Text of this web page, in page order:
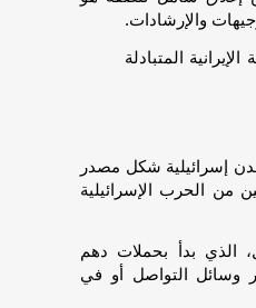
والإرشادات.
المتبادلة
إسرائيلية شكل مصدر
من الحرب الإسرائيلية
الذي بدأ بحملات دهم
وسائل التواصل أو في